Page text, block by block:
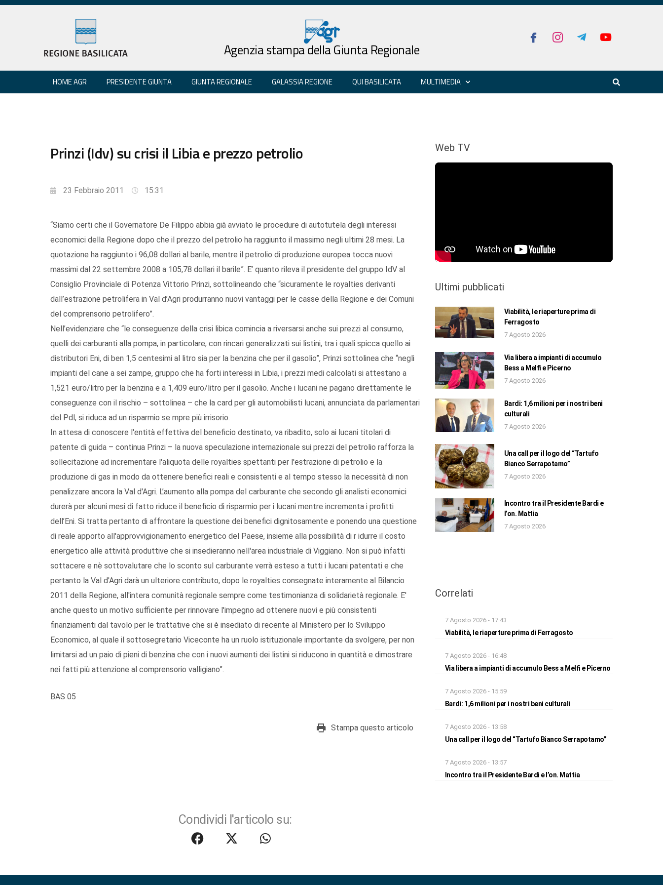
Agenzia stampa della Giunta Regionale
HOME AGR PRESIDENTE GIUNTA GIUNTA REGIONALE GALASSIA REGIONE QUI BASILICATA MULTIMEDIA
Prinzi (Idv) su crisi il Libia e prezzo petrolio
23 Febbraio 2011 15:31
“Siamo certi che il Governatore De Filippo abbia già avviato le procedure di autotutela degli interessi
economici della Regione dopo che il prezzo del petrolio ha raggiunto il massimo negli ultimi 28 mesi. La
quotazione ha raggiunto i 96,08 dollari al barile, mentre il petrolio di produzione europea tocca nuovi
massimi dal 22 settembre 2008 a 105,78 dollari il barile”. E’ quanto rileva il presidente del gruppo IdV al
Consiglio Provinciale di Potenza Vittorio Prinzi, sottolineando che “sicuramente le royalties derivanti
dall’estrazione petrolifera in Val d’Agri produrranno nuovi vantaggi per le casse della Regione e dei Comuni
del comprensorio petrolifero”.
Nell’evidenziare che “le conseguenze della crisi libica comincia a riversarsi anche sui prezzi al consumo,
quelli dei carburanti alla pompa, in particolare, con rincari generalizzati sui listini, tra i quali spicca quello ai
distributori Eni, di ben 1,5 centesimi al litro sia per la benzina che per il gasolio”, Prinzi sottolinea che “negli
impianti del cane a sei zampe, gruppo che ha forti interessi in Libia, i prezzi medi calcolati si attestano a
1,521 euro/litro per la benzina e a 1,409 euro/litro per il gasolio. Anche i lucani ne pagano direttamente le
conseguenze con il rischio – sottolinea – che la card per gli automobilisti lucani, annunciata da parlamentari
del Pdl, si riduca ad un risparmio se mpre più irrisorio.
In attesa di conoscere l'entità effettiva del beneficio destinato, va ribadito, solo ai lucani titolari di
patente di guida – continua Prinzi – la nuova speculazione internazionale sui prezzi del petrolio rafforza la
sollecitazione ad incrementare l'aliquota delle royalties spettanti per l'estrazione di petrolio e la
produzione di gas in modo da ottenere benefici reali e consistenti e al tempo stesso la necessità di non
penalizzare ancora la Val d'Agri. L’aumento alla pompa del carburante che secondo gli analisti economici
durerà per alcuni mesi di fatto riduce il beneficio di risparmio per i lucani mentre incrementa i profitti
dell’Eni. Si tratta pertanto di affrontare la questione dei benefici dignitosamente e ponendo una questione
di reale apporto all'approvvigionamento energetico del Paese, insieme alla possibilità di r idurre il costo
energetico alle attività produttive che si insedieranno nell'area industriale di Viggiano. Non si può infatti
sottacere e nè sottovalutare che lo sconto sul carburante verrà esteso a tutti i lucani patentati e che
pertanto la Val d'Agri darà un ulteriore contributo, dopo le royalties consegnate interamente al Bilancio
2011 della Regione, all'intera comunità regionale sempre come testimonianza di solidarietà regionale. E'
anche questo un motivo sufficiente per rinnovare l'impegno ad ottenere nuovi e più consistenti
finanziamenti dal tavolo per le trattative che si è insediato di recente al Ministero per lo Sviluppo
Economico, al quale il sottosegretario Viceconte ha un ruolo istituzionale importante da svolgere, per non
limitarsi ad un paio di pieni di benzina che con i nuovi aumenti dei listini si riducono in quantità e dimostrare
nei fatti più attenzione al comprensorio valligiano”.
BAS 05
Stampa questo articolo
Condividi l'articolo su:
Web TV
Ultimi pubblicati
Viabilità, le riaperture prima di
Ferragosto
7 Agosto 2026
Via libera a impianti di accumulo
Bess a Melfi e Picerno
7 Agosto 2026
Bardi: 1,6 milioni per i nostri beni
culturali
7 Agosto 2026
Una call per il logo del “Tartufo
Bianco Serrapotamo”
7 Agosto 2026
Incontro tra il Presidente Bardi e
l’on. Mattia
7 Agosto 2026
Correlati
7 Agosto 2026 - 17:43
Viabilità, le riaperture prima di Ferragosto
7 Agosto 2026 - 16:48
Via libera a impianti di accumulo Bess a Melfi e Picerno
7 Agosto 2026 - 15:59
Bardi: 1,6 milioni per i nostri beni culturali
7 Agosto 2026 - 13:58
Una call per il logo del “Tartufo Bianco Serrapotamo”
7 Agosto 2026 - 13:57
Incontro tra il Presidente Bardi e l’on. Mattia